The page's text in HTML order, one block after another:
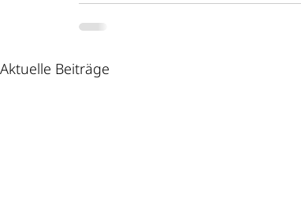
Aktuelle Beiträge